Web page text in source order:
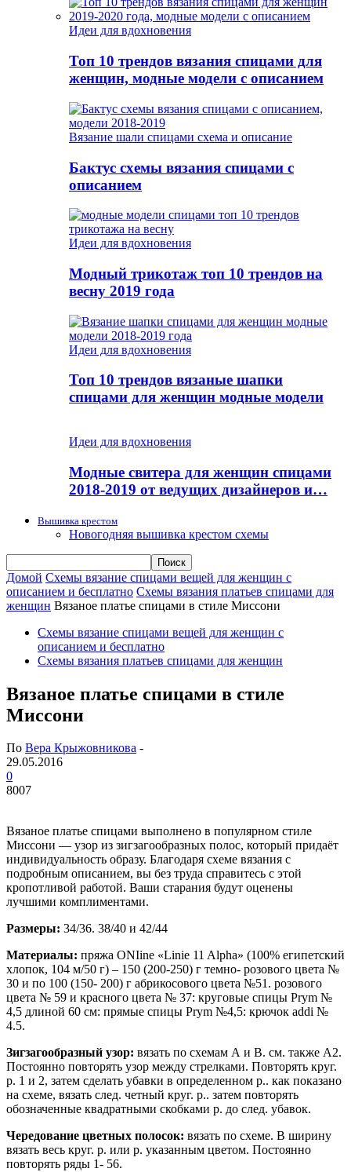
Идеи для вдохновения
Топ 10 трендов вязания спицами для
женщин, модные модели с описанием
Вязание шали спицами схема и описание
Бактус схемы вязания спицами с
описанием
Идеи для вдохновения
Модный трикотаж топ 10 трендов на
весну 2019 года
Идеи для вдохновения
Топ 10 трендов вязаные шапки
спицами для женщин модные модели
Идеи для вдохновения
Модные свитера для женщин спицами
2018-2019 от ведущих дизайнеров и…
Вышивка крестом
Новогодняя вышивка крестом схемы
Домой Схемы вязание спицами вещей для женщин с
описанием и бесплатно Схемы вязания платьев спицами для
женщин Вязаное платье спицами в стиле Миссони
Схемы вязание спицами вещей для женщин с
описанием и бесплатно
Схемы вязания платьев спицами для женщин
Вязаное платье спицами в стиле
Миссони
По Вера Крыжовникова -
29.05.2016
0
8007
Вязаное платье спицами выполнено в популярном стиле
Миссони — узор из зигзагообразных полос, который придаёт
индивидуальность образу. Благодаря схеме вязания с
подробным описанием, вы без труда справитесь с этой
кропотливой работой. Ваши старания будут оценены
лучшими комплиментами.
Размеры: 34/36. 38/40 и 42/44
Материалы: пряжа ONIine «Linie 11 Alpha» (100% египетский
хлопок, 104 м/50 г) – 150 (200-250) г темно- розового цвета №
30 и по 100 (150- 200) г абрикосового цвета №51. розового
цвета № 59 и красного цвета № 37: круговые спицы Prym №
4,5 длиной 60 см: прямые спицы Prym №4,5: крючок addi №
4.5.
Зигзагообразный узор: вязать по схемам А и В. см. также А2.
Постоянно повторять узор между стрелками. Повторять круг.
р. 1 и 2, затем сделать убавки в определенном р.. как показано
на схеме, вязать след. четный круг. р.. затем повторять
обозначенные квадратными скобками р. до след. убавок.
Чередование цветных полосок: вязать по схеме. В ширину
вязать весь круг. р. или р. указанным цветом. Постоянно
повторять ряды 1- 56.